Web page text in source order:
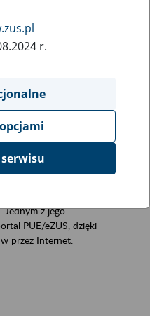
eZUS
Jednym z jego
PUE/eZUS, dzięki
przez Internet.
r.